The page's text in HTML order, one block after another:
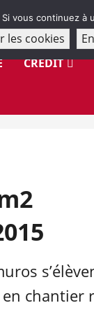
CRÉDIT
en chantier
vous continuez
les cookies